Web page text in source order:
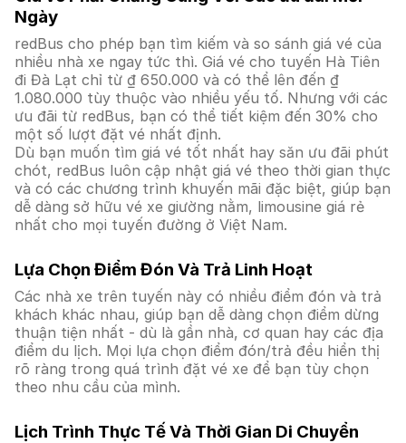
Ngày
redBus cho phép bạn tìm kiếm và so sánh giá vé của
nhiều nhà xe ngay tức thì. Giá vé cho tuyến Hà Tiên
đi Đà Lạt chỉ từ ₫ 650.000 và có thể lên đến ₫
1.080.000 tùy thuộc vào nhiều yếu tố. Nhưng với các
ưu đãi từ redBus, bạn có thể tiết kiệm đến 30% cho
một số lượt đặt vé nhất định.
Dù bạn muốn tìm giá vé tốt nhất hay săn ưu đãi phút
chót, redBus luôn cập nhật giá vé theo thời gian thực
và có các chương trình khuyến mãi đặc biệt, giúp bạn
dễ dàng sở hữu vé xe giường nằm, limousine giá rẻ
nhất cho mọi tuyến đường ở Việt Nam.
Lựa Chọn Điểm Đón Và Trả Linh Hoạt
Các nhà xe trên tuyến này có nhiều điểm đón và trả
khách khác nhau, giúp bạn dễ dàng chọn điểm dừng
thuận tiện nhất - dù là gần nhà, cơ quan hay các địa
điểm du lịch. Mọi lựa chọn điểm đón/trả đều hiển thị
rõ ràng trong quá trình đặt vé xe để bạn tùy chọn
theo nhu cầu của mình.
Lịch Trình Thực Tế Và Thời Gian Di Chuyển